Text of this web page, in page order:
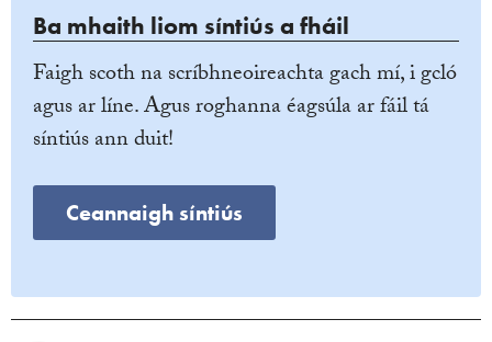
Ba mhaith liom síntiús a fháil
Faigh scoth na scríbhneoireachta gach mí, i gcló
agus ar líne. Agus roghanna éagsúla ar fáil tá
síntiús ann duit!
Ceannaigh síntiús